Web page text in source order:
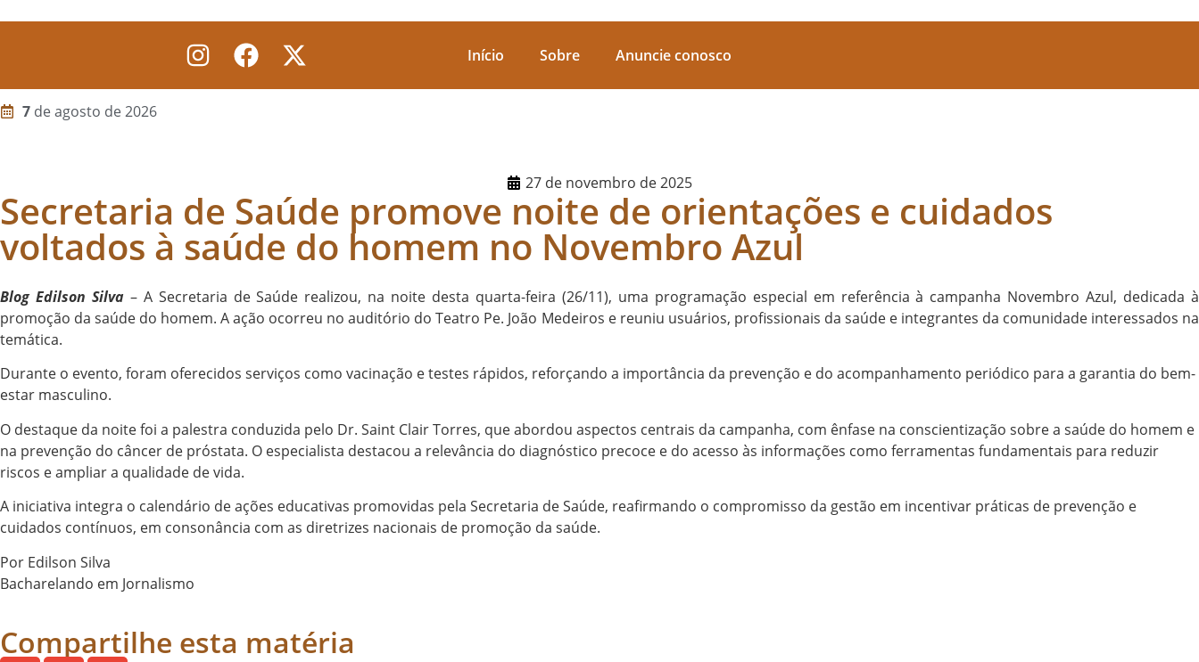
Início Sobre Anuncie conosco
7 de agosto de 2026
27 de novembro de 2025
Secretaria de Saúde promove noite de orientações e cuidados
voltados à saúde do homem no Novembro Azul
Blog Edilson Silva– A Secretaria de Saúde realizou, na noite desta quarta-feira (26/11), uma programação especial em referência à campanha Novembro Azul, dedicada à
promoção da saúde do homem. A ação ocorreu no auditório do Teatro Pe. João Medeiros e reuniu usuários, profissionais da saúde e integrantes da comunidade interessados na
temática.
Durante o evento, foram oferecidos serviços como vacinação e testes rápidos, reforçando a importância da prevenção e do acompanhamento periódico para a garantia do bem-
estar masculino.
O destaque da noite foi a palestra conduzida pelo Dr. Saint Clair Torres, que abordou aspectos centrais da campanha, com ênfase na conscientização sobre a saúde do homem e
na prevenção do câncer de próstata. O especialista destacou a relevância do diagnóstico precoce e do acesso às informações como ferramentas fundamentais para reduzir
riscos e ampliar a qualidade de vida.
A iniciativa integra o calendário de ações educativas promovidas pela Secretaria de Saúde, reafirmando o compromisso da gestão em incentivar práticas de prevenção e
cuidados contínuos, em consonância com as diretrizes nacionais de promoção da saúde.
Por Edilson Silva
Bacharelando em Jornalismo
Compartilhe esta matéria